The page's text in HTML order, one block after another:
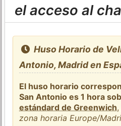
el acceso al
Huso Horario de
Antonio, Madrid en
El huso horario
San Antonio es 1 hora
estándard de Greenwich
zona horaria Europe/